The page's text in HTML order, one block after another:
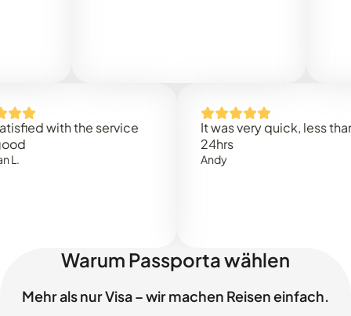
with the service
It was very quick, less than
Warum Passporta wählen
Mehr als nur Visa – wir machen Reisen einfach.